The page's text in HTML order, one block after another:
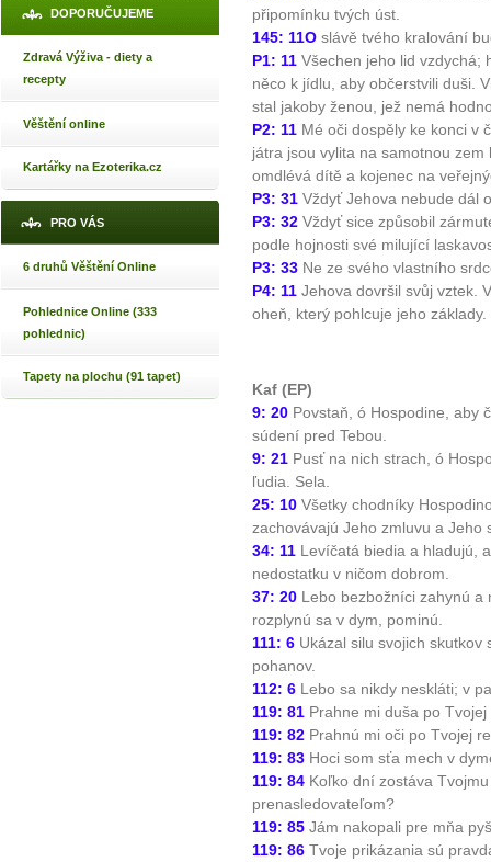
DOPORUČUJEME
Zdravá Výživa - diety a
recepty
Věštění online
Kartářky na Ezoterika.cz
PRO VÁS
6 druhů Věštění Online
Pohlednice Online (333
pohlednic)
Tapety na plochu (91 tapet)
připomínku tvých úst.
145: 11O slávě tvého kralování
P1: 11 Všechen jeho lid vzdychá;
něco k jídlu, aby občerstvili duši.
stal jakoby ženou, jež nemá
P2: 11 Mé oči dospěly ke konci v
játra jsou vylita na samotnou
omdlévá dítě a kojenec na
P3: 31 Vždyť Jehova nebude dál
P3: 32 Vždyť sice způsobil
podle hojnosti své milující
P3: 33 Ne ze svého vlastního
P4: 11 Jehova dovršil svůj vztek.
oheň, který pohlcuje jeho základy.
Kaf (EP)
9: 20 Povstaň, ó Hospodine, aby
súdení pred Tebou.
9: 21 Pusť na nich strach, ó
ľudia. Sela.
25: 10 Všetky chodníky
zachovávajú Jeho zmluvu a Jeho
34: 11 Levíčatá biedia a hladujú,
nedostatku v ničom dobrom.
37: 20 Lebo bezbožníci zahynú a
rozplynú sa v dym, pominú.
111: 6 Ukázal silu svojich
pohanov.
112: 6 Lebo sa nikdy neskláti; v
119: 81 Prahne mi duša po
119: 82 Prahnú mi oči po Tvojej
119: 83 Hoci som sťa mech v
119: 84 Koľko dní zostáva
prenasledovateľom?
119: 85 Jám nakopali pre mňa
119: 86 Tvoje prikázania sú